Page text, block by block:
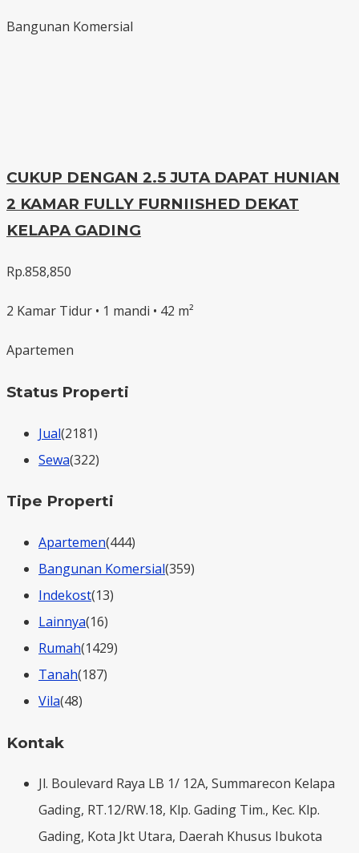
Bangunan Komersial
CUKUP DENGAN 2.5 JUTA DAPAT HUNIAN
2 KAMAR FULLY FURNIISHED DEKAT
KELAPA GADING
Rp.858,850
2 Kamar Tidur • 1 mandi • 42 m²
Apartemen
Status Properti
Jual(2181)
Sewa(322)
Tipe Properti
Apartemen(444)
Bangunan Komersial(359)
Indekost(13)
Lainnya(16)
Rumah(1429)
Tanah(187)
Vila(48)
Kontak
Jl. Boulevard Raya LB 1/ 12A, Summarecon Kelapa
Gading, RT.12/RW.18, Klp. Gading Tim., Kec. Klp.
Gading, Kota Jkt Utara, Daerah Khusus Ibukota